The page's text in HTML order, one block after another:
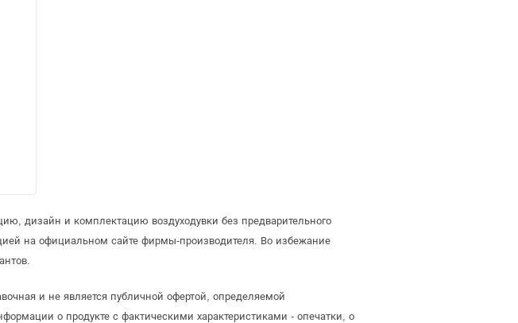
дизайн и комплектацию воздуходувки без предварительного
на официальном сайте фирмы-производителя. Во избежание
и не является публичной офертой, определяемой
о продукте с фактическими характеристиками - опечатки, о